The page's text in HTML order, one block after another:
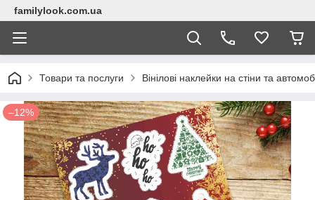
familylook.com.ua
Товари та послуги Вінілові наклейки на стіни та
–12%